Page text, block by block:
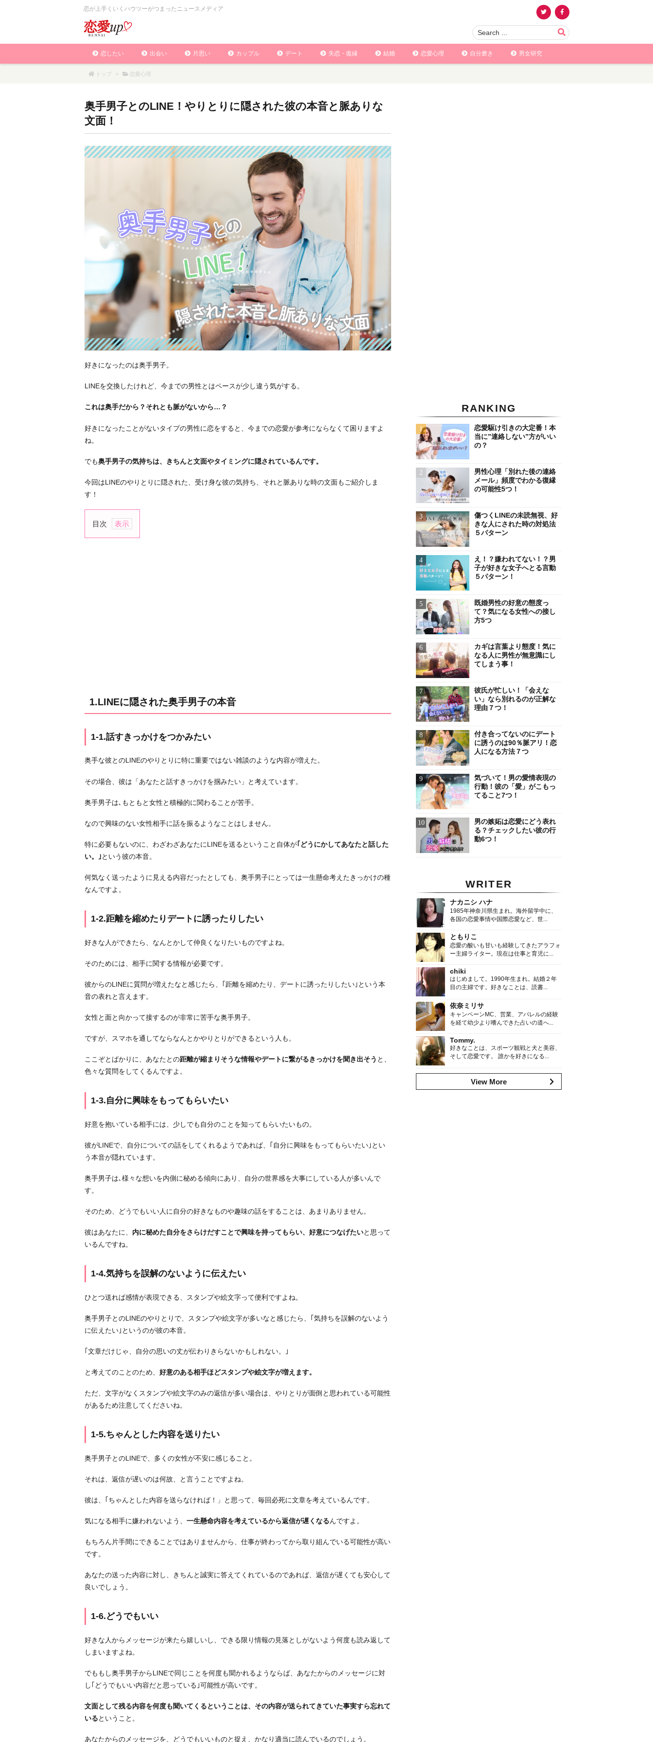
恋が上手くいくハウツーがつまったニュースメディア
恋したい 出会い 片思い カップル デート 失恋・復縁 結婚 恋愛心理 自分磨き 男女研究
トップ > 恋愛心理
奥手男子とのLINE！やりとりに隠された彼の本音と脈ありな
文面！
好きになったのは奥手男子。
LINEを交換したけれど、今までの男性とはペースが少し違う気がする。
これは奥手だから？それとも脈がないから…？
好きになったことがないタイプの男性に恋をすると、今までの恋愛が参考にならなくて困りますよ
ね。
でも奥手男子の気持ちは、きちんと文面やタイミングに隠されているんです。
今回はLINEのやりとりに隠された、受け身な彼の気持ち、それと脈ありな時の文面もご紹介しま
す！
目次
1.
の
-
話
き
け
を
か
み
い
-
距
を
縮
め
り
ー
ト
誘
た
し
た
3.
分
に
味
も
て
も
い
た
1
-
気
ち
誤
の
よ
伝
え
い
-
5.
ゃ
ん
内
1.LINEに隠された奥手男子の本音
1-1.話すきっかけをつかみたい
奥手な彼とのLINEのやりとりに特に重要ではない雑談のような内容が増えた。
その場合、彼は「あなたと話すきっかけを掴みたい」と考えています。
奥手男子は､もともと女性と積極的に関わることが苦手。
なので興味のない女性相手に話を振るようなことはしません。
特に必要もないのに、わざわざあなたにLINEを送るということ自体が ｢どうにかしてあなたと話した
い。｣という彼の本音。
何気なく送ったように見える内容だったとしても、奥手男子にとっては一生懸命考えたきっかけの種
なんですよ。
1-2.距離を縮めたりデートに誘ったりしたい
好きな人ができたら、なんとかして仲良くなりたいものですよね。
そのためには、相手に関する情報が必要です。
彼からのLINEに質問が増えたなと感じたら、｢距離を縮めたり、デートに誘ったりしたい｣という本
音の表れと言えます。
女性と面と向かって接するのが非常に苦手な奥手男子。
ですが、スマホを通してならなんとかやりとりができるという人も。
ここぞとばかりに、あなたとの距離が縮まりそうな情報やデートに繋がるきっかけを聞き出そう と、
色々な質問をしてくるんですよ。
1-3.自分に興味をもってもらいたい
好意を抱いている相手には、少しでも自分のことを知ってもらいたいもの。
彼がLINEで、自分についての話をしてくれるようであれば、｢自分に興味をもってもらいたい｣とい
う本音が隠れています。
奥手男子は､様々な想いを内側に秘める傾向にあり、自分の世界感を大事にしている人が多いんで
す。
そのため、どうでもいい人に自分の好きなものや趣味の話をすることは、あまりありません。
彼はあなたに、 内に秘めた自分をさらけだすことで興味を持ってもらい、好意につなげたいと思って
いるんですね。
1-4.気持ちを誤解のないように伝えたい
ひとつ送れば感情が表現できる、スタンプや絵文字って便利ですよね。
奥手男子とのLINEのやりとりで、スタンプや絵文字が多いなと感じたら、｢気持ちを誤解のないよう
に伝えたい｣というのが彼の本音。
｢文章だけじゃ、自分の思いの丈が伝わりきらないかもしれない。｣
と考えてのことのため、 好意のある相手ほどスタンプや絵文字が増えます。
ただ、文字がなくスタンプや絵文字のみの返信が多い場合は、やりとりが面倒と思われている可能性
があるため注意してくださいね。
1-5.ちゃんとした内容を送りたい
奥手男子とのLINEで、多くの女性が不安に感じること。
それは、返信が遅いのは何故、と言うことですよね。
彼は、｢ちゃんとした内容を送らなければ！」と思って、毎回必死に文章を考えているんです。
気になる相手に嫌われないよう、 一生懸命内容を考えているから返信が遅くなるんですよ。
もちろん片手間にできることではありませんから、仕事が終わってから取り組んでいる可能性が高い
です。
あなたの送った内容に対し、きちんと誠実に答えてくれているのであれば、返信が遅くても安心して
良いでしょう。
1-6.どうでもいい
好きな人からメッセージが来たら嬉しいし、できる限り情報の見落としがないよう何度も読み返して
しまいますよね。
でももし奥手男子からLINEで同じことを何度も聞かれるようならば、あなたからのメッセージに対
し｢どうでもいい内容だと思っている｣可能性が高いです。
文面として残る内容を何度も聞いてくるということは、その内容が送られてきていた事実すら忘れて
いるということ。
あなたからのメッセージを、どうでもいいものと捉え、かなり適当に読んでいるのでしょう。
RANKING
恋愛駆け引きの大定番！本
当に”連絡しない”方がいい
の？
男性心理「別れた後の連絡
メール」頻度でわかる復縁
の可能性5つ！
傷つくLINEの未読無視、好
きな人にされた時の対処法
５パターン
え！？嫌われてない！？男
子が好きな女子へとる言動
５パターン！
既婚男性の好意の態度っ
て？気になる女性への接し
方5つ
カギは言葉より態度！気に
なる人に男性が無意識にし
てしまう事！
彼氏が忙しい！「会えな
い」なら別れるのが正解な
理由７つ！
付き合ってないのにデート
に誘うのは90％脈アリ！恋
人になる方法７つ
気づいて！男の愛情表現の
行動！彼の「愛」がこもっ
てること7つ！
男の嫉妬は恋愛にどう表れ
る？チェックしたい彼の行
動6つ！
WRITER
ナカニシ ハナ
1985年神奈川県生まれ。海外留学中に、
各国の恋愛事情や国際恋愛など、世...
ともりこ
恋愛の酸いも甘いも経験してきたアラフォ
ー主婦ライター。現在は仕事と育児に...
chiki
はじめまして。1990年生まれ。結婚２年
目の主婦です。好きなことは、読書...
依奈ミリサ
キャンペーンMC、営業、アパレルの経験
を経て幼少より嗜んできた占いの道へ...
Tommy.
好きなことは、スポーツ観戦と犬と美容、
そして恋愛です。 誰かを好きになる...
View More